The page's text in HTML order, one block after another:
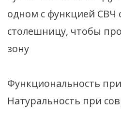
одном с функцией СВЧ
столешницу, чтобы
зону
Функциональность
Натуральность при